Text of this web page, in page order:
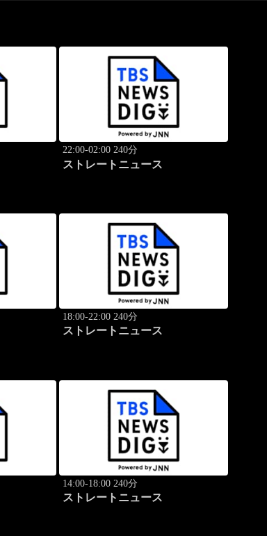
22:00-02:00 240分
ストレートニュース
18:00-22:00 240分
ストレートニュース
14:00-18:00 240分
ストレートニュース